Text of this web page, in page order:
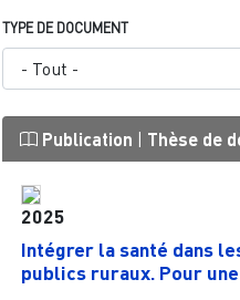
TYPE DE DOCUMENT
Publication | Thèse de
2025
Intégrer la santé dans
publics ruraux. Pour